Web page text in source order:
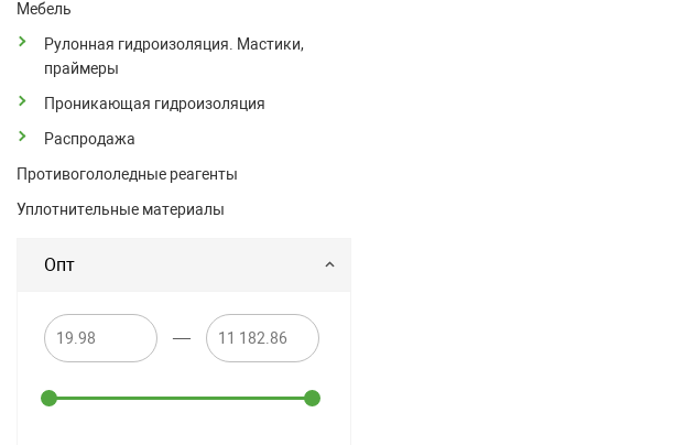
Мебель
Рулонная гидроизоляция. Мастики,
праймеры
Проникающая гидроизоляция
Распродажа
Противогололедные реагенты
Уплотнительные материалы
Опт
—